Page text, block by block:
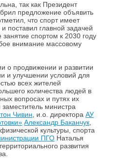
так как Президент
предложение объявить
что спорт имеет
поставил главной задачей
занятие спортом к 2030 году
внимание массовому
о продвижении и развитии
и улучшении условий для
всех жителей
количества людей в
вопросах и путях их
министра
Чивин, и.о. директора АУ
Александр Баканчук,
культуры, спорта
ПГО Наталья
развития